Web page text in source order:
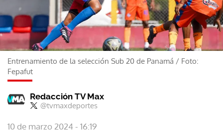
Entrenamiento de la selección Sub 20 de Panamá / Foto:
Fepafut
Redacción TV Max
@tvmaxdeportes
10 de marzo 2024 - 16:19